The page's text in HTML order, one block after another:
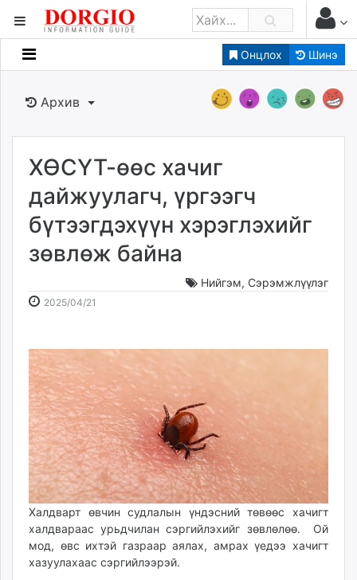
Онцлох Шинэ
Мэдээллийн
Банк санхүү
Бизнес ААН
Төрийн
dorgio.mn
Gogo.mn
news.mn
zindaa.mn
tovch.mn
ikon.mn
mnb.mn
Livetv.mn
Eguur.mn
24tsag.mn
shuud.mn
eagle.mn
ergelt.mn
zarig.mn
today.mn
zuv.mn
Архив
ХӨСҮТ-өөс хачиг
дайжуулагч, үргээгч
бүтээгдэхүүн хэрэглэхийг
зөвлөж байна
Нийгэм, Сэрэмжлүүлэг
2025/04/21
10:26:50
03:46:10
Халдварт өвчин судлалын үндэсний төвөөс хачигт
халдвараас урьдчилан сэргийлэхийг зөвлөлөө. Ой
мод, өвс ихтэй газраар аялах, амрах үедээ хачигт
хазуулахаас сэргийлээрэй.